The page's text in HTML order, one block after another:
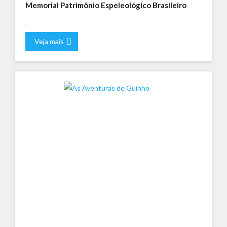
Memorial Patrimônio Espeleológico Brasileiro
.
Veja mais